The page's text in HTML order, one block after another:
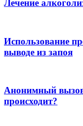
Лечение
Использование
выводе из запоя
Анонимный
происходит?